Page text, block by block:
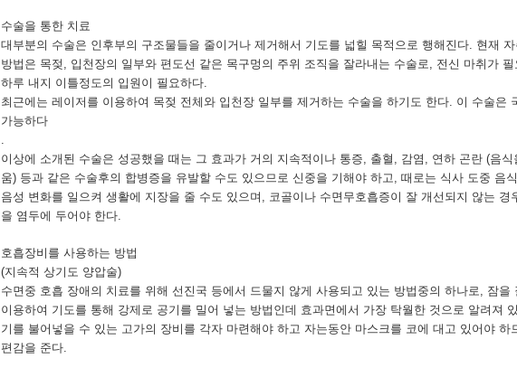
수술을 통한 치료
대부분의 수술은 인후부의 구조물들을 줄이거나 제거해서 기도를 넓힐 목적으로 행해진다. 현재
방법은 목젖, 입천장의 일부와 편도선 같은 목구멍의 주위 조직을 잘라내는 수술로, 전신 마취가
하루 내지 이틀정도의 입원이 필요하다.
최근에는 레이저를 이용하여 목젖 전체와 입천장 일부를 제거하는 수술을 하기도 한다. 이 수술은
가능하다
.
이상에 소개된 수술은 성공했을 때는 그 효과가 거의 지속적이나 통증, 출혈, 감염, 연하 곤란 (음식
움) 등과 같은 수술후의 합병증을 유발할 수도 있으므로 신중을 기해야 하고, 때로는 식사 도중 음
음성 변화를 일으켜 생활에 지장을 줄 수도 있으며, 코골이나 수면무호흡증이 잘 개선되지 않는 경
을 염두에 두어야 한다.
호흡장비를 사용하는 방법
(지속적 상기도 양압술)
수면중 호흡 장애의 치료를 위해 선진국 등에서 드물지 않게 사용되고 있는 방법중의 하나로, 잠을
이용하여 기도를 통해 강제로 공기를 밀어 넣는 방법인데 효과면에서 가장 탁월한 것으로 알려져
기를 불어넣을 수 있는 고가의 장비를 각자 마련해야 하고 자는동안 마스크를 코에 대고 있어야 하
편감을 준다.